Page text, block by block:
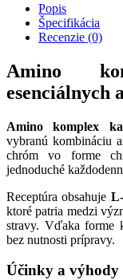
Popis
Špecifikácia
Recenzie (0)
Amino
esenciálnych
Amino komplex
vybranú kombináciu
chróm vo forme
jednoduché
Receptúra obsahuje
ktoré patria medzi
stravy. Vďaka forme
bez nutnosti prípravy.
Účinky a